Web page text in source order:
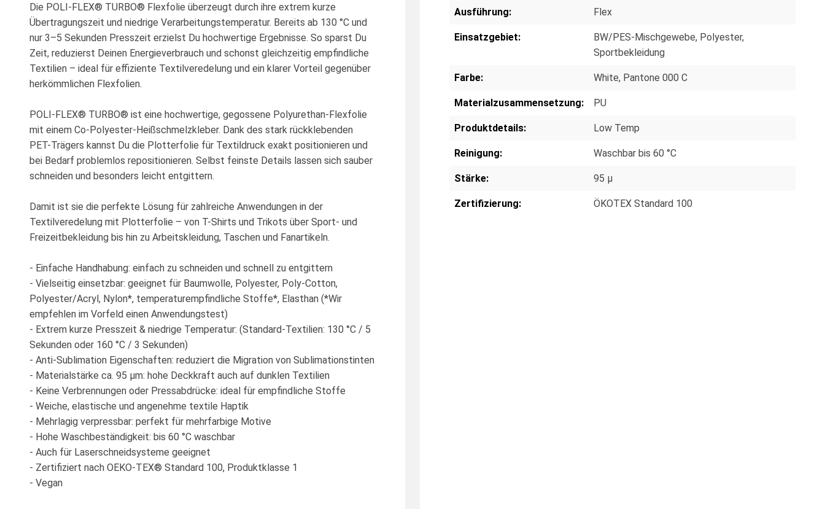
Die POLI-FLEX® TURBO® Flexfolie überzeugt durch ihre extrem kurze
Übertragungszeit und niedrige Verarbeitungstemperatur. Bereits ab 130 °C und
nur 3–5 Sekunden Presszeit erzielst Du hochwertige Ergebnisse. So sparst Du
Zeit, reduzierst Deinen Energieverbrauch und schonst gleichzeitig empfindliche
Textilien – ideal für effiziente Textilveredelung und ein klarer Vorteil gegenüber
herkömmlichen Flexfolien.
POLI-FLEX® TURBO® ist eine hochwertige, gegossene Polyurethan-Flexfolie
mit einem Co-Polyester-Heißschmelzkleber. Dank des stark rückklebenden
PET-Trägers kannst Du die Plotterfolie für Textildruck exakt positionieren und
bei Bedarf problemlos repositionieren. Selbst feinste Details lassen sich sauber
schneiden und besonders leicht entgittern.
Damit ist sie die perfekte Lösung für zahlreiche Anwendungen in der
Textilveredelung mit Plotterfolie – von T-Shirts und Trikots über Sport- und
Freizeitbekleidung bis hin zu Arbeitskleidung, Taschen und Fanartikeln.
- Einfache Handhabung: einfach zu schneiden und schnell zu entgittern
- Vielseitig einsetzbar: geeignet für Baumwolle, Polyester, Poly-Cotton,
Polyester/Acryl, Nylon*, temperaturempfindliche Stoffe*, Elasthan (*Wir
empfehlen im Vorfeld einen Anwendungstest)
- Extrem kurze Presszeit & niedrige Temperatur: (Standard-Textilien: 130 °C / 5
Sekunden oder 160 °C / 3 Sekunden)
- Anti-Sublimation Eigenschaften: reduziert die Migration von Sublimationstinten
- Materialstärke ca. 95 μm: hohe Deckkraft auch auf dunklen Textilien
- Keine Verbrennungen oder Pressabdrücke: ideal für empfindliche Stoffe
- Weiche, elastische und angenehme textile Haptik
- Mehrlagig verpressbar: perfekt für mehrfarbige Motive
- Hohe Waschbeständigkeit: bis 60 °C waschbar
- Auch für Laserschneidsysteme geeignet
- Zertifiziert nach OEKO-TEX® Standard 100, Produktklasse 1
- Vegan
Ausführung: Flex
Einsatzgebiet: BW/PES-Mischgewebe, Polyester,
Sportbekleidung
Farbe: White, Pantone 000 C
Materialzusammensetzung: PU
Produktdetails: Low Temp
Reinigung: Waschbar bis 60 °C
Stärke: 95 µ
Zertifizierung: ÖKOTEX Standard 100